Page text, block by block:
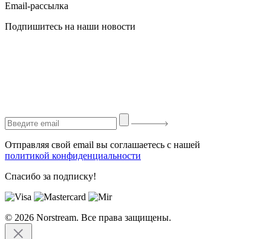
Email-рассылка
Подпишитесь на наши новости
Отправляя свой email вы соглашаетесь с нашей
политикой конфиденциальности
Спасибо за подписку!
© 2026 Norstream. Все права защищены.